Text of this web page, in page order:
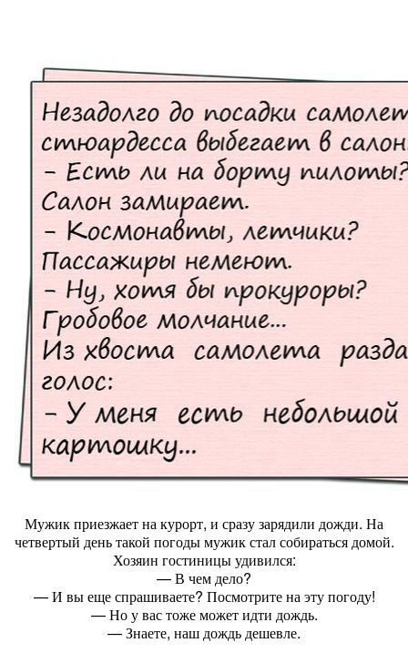
Мужик приезжает на курорт, и сразу зарядили дожди. На
четвертый день такой погоды мужик стал собираться домой.
Хозяин гостиницы удивился:
— В чем дело?
— И вы еще спрашиваете? Посмотрите на эту погоду!
— Но у вас тоже может идти дождь.
— Знаете, наш дождь дешевле.